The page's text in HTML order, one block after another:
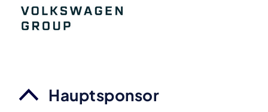
Hauptsponsor